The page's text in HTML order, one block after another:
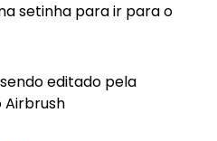
setinha para ir para o